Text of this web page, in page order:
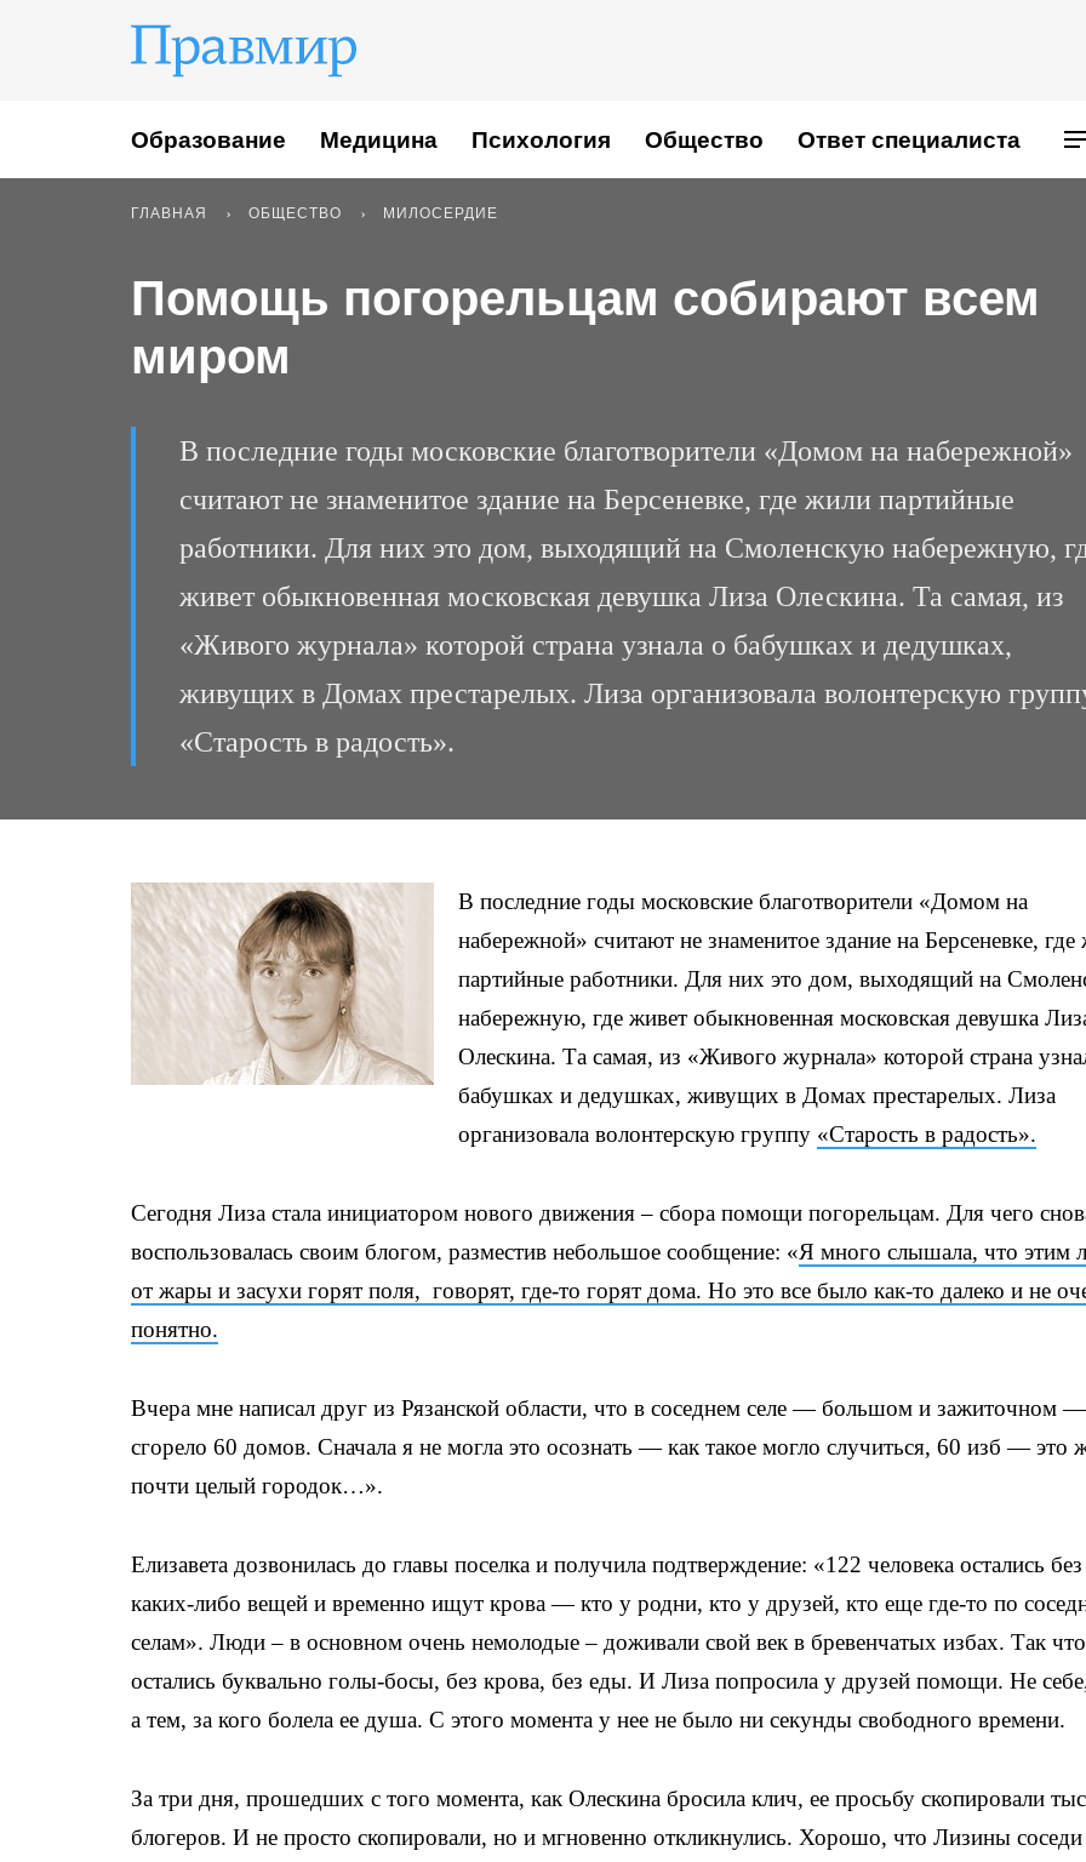
Образование Медицина Психология Общество Ответ специалиста
ГЛАВНАЯ ОБЩЕСТВО МИЛОСЕРДИЕ
Помощь погорельцам собирают всем
миром
В последние годы московские благотворители «Домом на набережной»
считают не знаменитое здание на Берсеневке, где жили партийные
работники. Для них это дом, выходящий на Смоленскую набережную,
живет обыкновенная московская девушка Лиза Олескина. Та самая, из
«Живого журнала» которой страна узнала о бабушках и дедушках,
живущих в Домах престарелых. Лиза организовала волонтерскую
«Старость в радость».
В последние годы московские благотворители «Домом на
набережной» считают не знаменитое здание на Берсеневке,
партийные работники. Для них это дом, выходящий на
набережную, где живет обыкновенная московская девушка
Олескина. Та самая, из «Живого журнала» которой страна
бабушках и дедушках, живущих в Домах престарелых. Лиза
организовала волонтерскую группу «Старость в радость».
Сегодня Лиза стала инициатором нового движения – сбора помощи погорельцам. Для чего
воспользовалась своим блогом, разместив небольшое сообщение: «Я много слышала, что этим
от жары и засухи горят поля, говорят, где-то горят дома. Но это все было как-то далеко и не
понятно.
Вчера мне написал друг из Рязанской области, что в соседнем селе — большом и зажиточном —
сгорело 60 домов. Сначала я не могла это осознать — как такое могло случиться, 60 изб — это
почти целый городок…».
Елизавета дозвонилась до главы поселка и получила подтверждение: «122 человека остались без
каких-либо вещей и временно ищут крова — кто у родни, кто у друзей, кто еще где-то по
селам». Люди – в основном очень немолодые – доживали свой век в бревенчатых избах. Так
остались буквально голы-босы, без крова, без еды. И Лиза попросила у друзей помощи. Не
а тем, за кого болела ее душа. С этого момента у нее не было ни секунды свободного времени.
За три дня, прошедших с того момента, как Олескина бросила клич, ее просьбу скопировали
блогеров. И не просто скопировали, но и мгновенно откликнулись. Хорошо, что Лизины соседи